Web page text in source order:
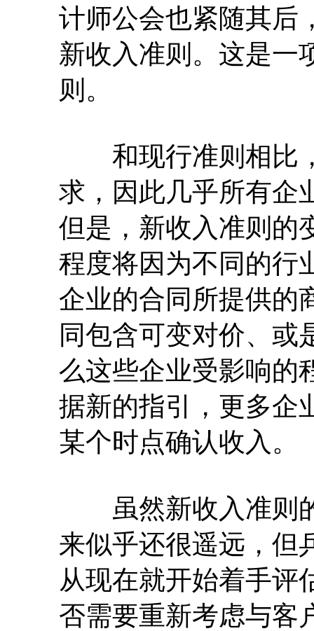
计师公会也紧随其后
新收入准则。这是一
则。
和现行准则相比，
求，因此几乎所有企
但是，新收入准则的
程度将因为不同的行
企业的合同所提供的
同包含可变对价、或
么这些企业受影响的
据新的指引，更多企
某个时点确认收入。
虽然新收入准则的
来似乎还很遥远，但
从现在就开始着手评
否需要重新考虑与客